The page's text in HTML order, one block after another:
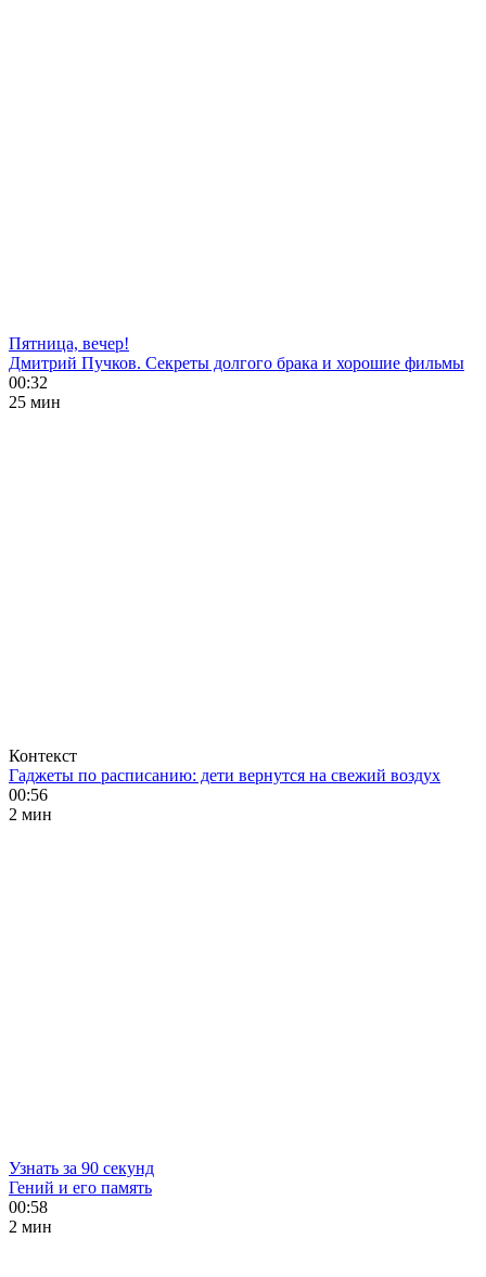
Пятница, вечер!
Дмитрий Пучков. Секреты долгого брака и хорошие фильмы
00:32
25 мин
Контекст
Гаджеты по расписанию: дети вернутся на свежий воздух
00:56
2 мин
Узнать за 90 секунд
Гений и его память
00:58
2 мин